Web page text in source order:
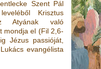
Szent Pál
Krisztus
Atyának való
mondja el (Fil 2,6-
Jézus passióját,
evangélista